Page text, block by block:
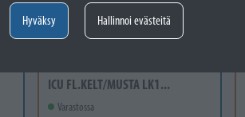
Hyväksy Hallinnoi evästeitä
ICU FL.KELT/MUSTA LK1...
Varastossa